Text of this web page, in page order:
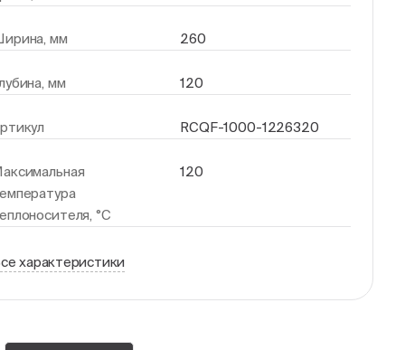
мм 260
мм 120
RCQF-1000-1226320
°С
120
характеристики